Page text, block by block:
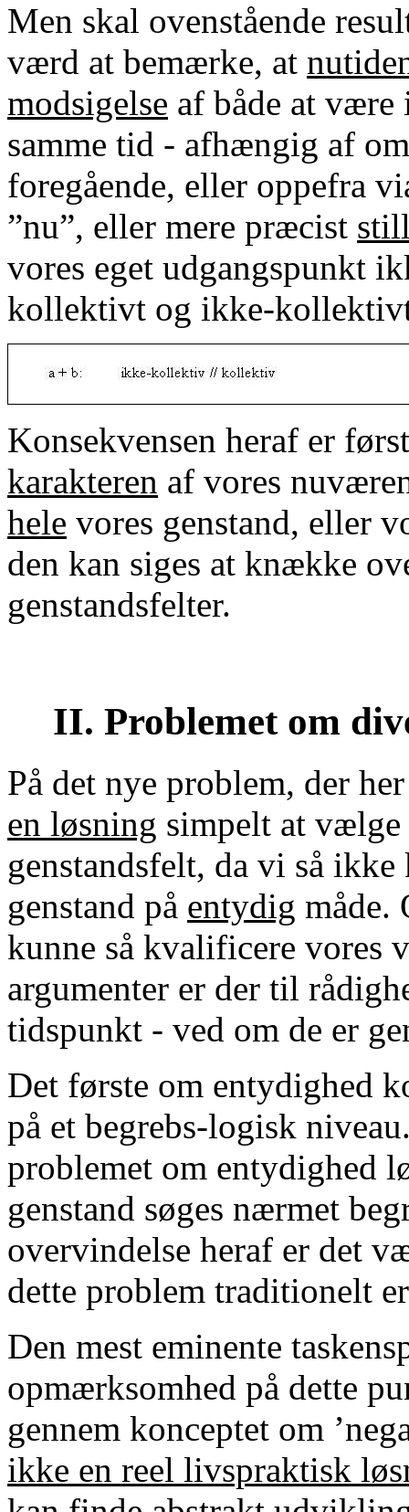
Men skal ovenstående
værd at bemærke, at
modsigelse af både at
samme tid - afhængig af
foregående, eller oppefra
”nu”, eller mere præcist
vores eget udgangspunkt
kollektivt og ikke-
Konsekvensen heraf er
karakteren af vores
hele vores genstand, eller
den kan siges at knække
genstandsfelter.
II. Problemet om
På det nye problem, der
en løsning simpelt at vælge
genstandsfelt, da vi så
genstand på entydig måde.
kunne så kvalificere vores
argumenter er der til
tidspunkt - ved om de er
Det første om entydighed
på et begrebs-logisk
problemet om entydighed
genstand søges nærmet
overvindelse heraf er det
dette problem traditionelt
Den mest eminente
opmærksomhed på dette
gennem konceptet om
ikke en reel livspraktisk